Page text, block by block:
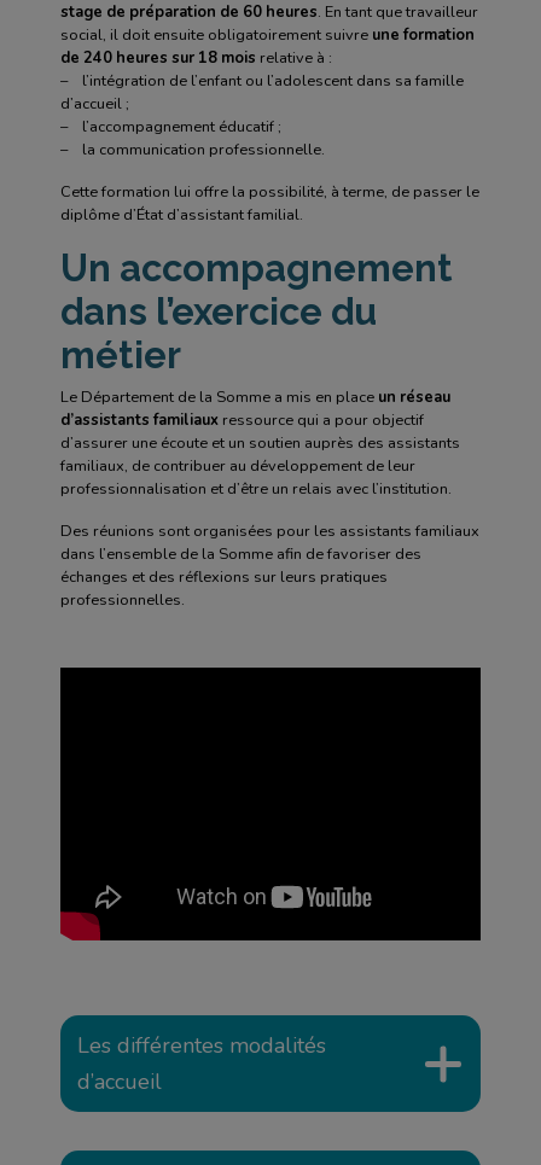
stage de préparation de 60 heures. En tant que travailleur
social, il doit ensuite obligatoirement suivre une formation
de 240 heures sur 18 mois relative à :
– l’intégration de l’enfant ou l’adolescent dans sa famille
d’accueil ;
– l’accompagnement éducatif ;
– la communication professionnelle.
Cette formation lui offre la possibilité, à terme, de passer le
diplôme d’État d’assistant familial.
Un accompagnement
dans l’exercice du
métier
Le Département de la Somme a mis en placeun réseau
d’assistants familiauxressource qui a pour objectif
d’assurer une écoute et un soutien auprès des assistants
familiaux, de contribuer au développement de leur
professionnalisation et d’être un relais avec l’institution.
Des réunions sont organisées pour les assistants familiaux
dans l’ensemble de la Somme afin de favoriser des
échanges et des réflexions sur leurs pratiques
professionnelles.
Les différentes modalités
d’accueil